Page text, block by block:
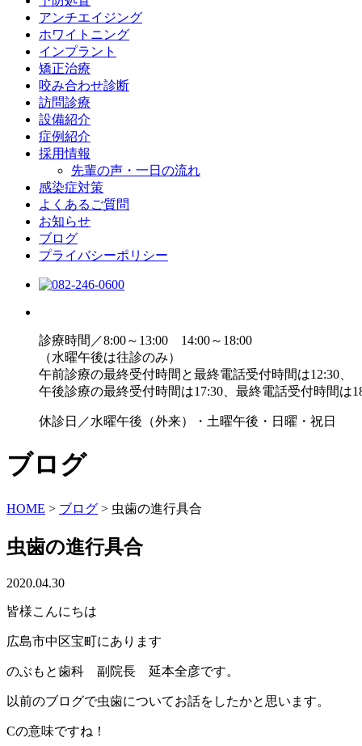
アンチエイジング
ホワイトニング
インプラント
矯正治療
咬み合わせ診断
訪問診療
設備紹介
症例紹介
採用情報
先輩の声・一日の流れ
感染症対策
よくあるご質問
お知らせ
ブログ
プライバシーポリシー
診療時間／8:00～13:00 14:00～18:00
（水曜午後は往診のみ）
午前診療の最終受付時間と最終電話受付時間は12:30、
午後診療の最終受付時間は17:30、最終電話受付時間は
休診日／水曜午後（外来）・土曜午後・日曜・祝日
ブログ
HOME > ブログ > 虫歯の進行具合
虫歯の進行具合
2020.04.30
皆様こんにちは
広島市中区宝町にあります
のぶもと歯科 副院長 延本全彦です。
以前のブログで虫歯についてお話をしたかと思います。
Cの意味ですね！